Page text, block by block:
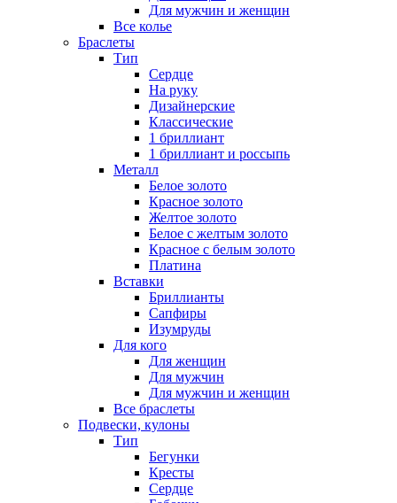
Для мужчин и женщин
Все колье
Браслеты
Тип
Сердце
На руку
Дизайнерские
Классические
1 бриллиант
1 бриллиант и россыпь
Металл
Белое золото
Красное золото
Желтое золото
Белое с желтым золото
Красное с белым золото
Платина
Вставки
Бриллианты
Сапфиры
Изумруды
Для кого
Для женщин
Для мужчин
Для мужчин и женщин
Все браслеты
Подвески, кулоны
Тип
Бегунки
Кресты
Сердце